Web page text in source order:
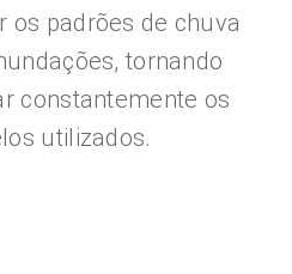
os padrões de chuva
tornando
constantemente os
utilizados.